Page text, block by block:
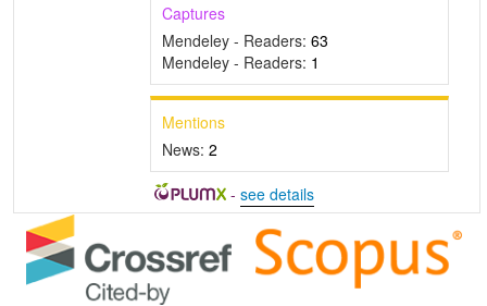
Captures
Mendeley - Readers: 63
Mendeley - Readers: 1
Mentions
News: 2
- see details